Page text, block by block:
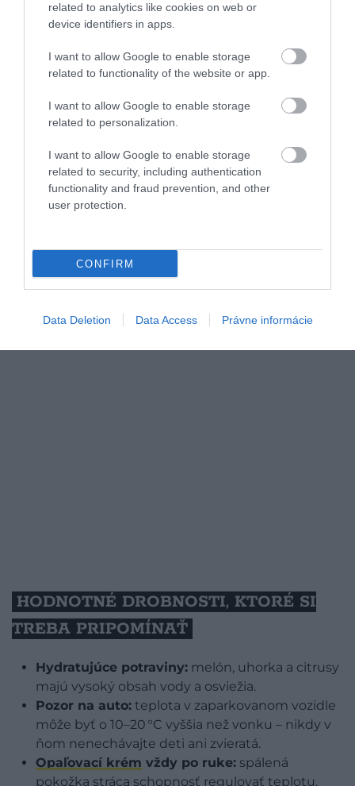
related to analytics like cookies on web or
device identifiers in apps.
I want to allow Google to enable storage
related to functionality of the website or app.
I want to allow Google to enable storage
related to personalization.
I want to allow Google to enable storage
related to security, including authentication
functionality and fraud prevention, and other
user protection.
CONFIRM
Data Deletion Data Access Právne informácie
Foto:Mineragua Sparkling Water/Unsplash
HODNOTNÉ DROBNOSTI, KTORÉ SI
TREBA PRIPOMÍNAŤ
Hydratujúce potraviny: melón, uhorka a citrusy
majú vysoký obsah vody a osviežia.
Pozor na auto: teplota v zaparkovanom vozidle
môže byť o 10–20 °C vyššia než vonku – nikdy v
ňom nenechávajte deti ani zvieratá.
Opaľovací krém vždy po ruke: spálená
pokožka stráca schopnosť regulovať teplotu,